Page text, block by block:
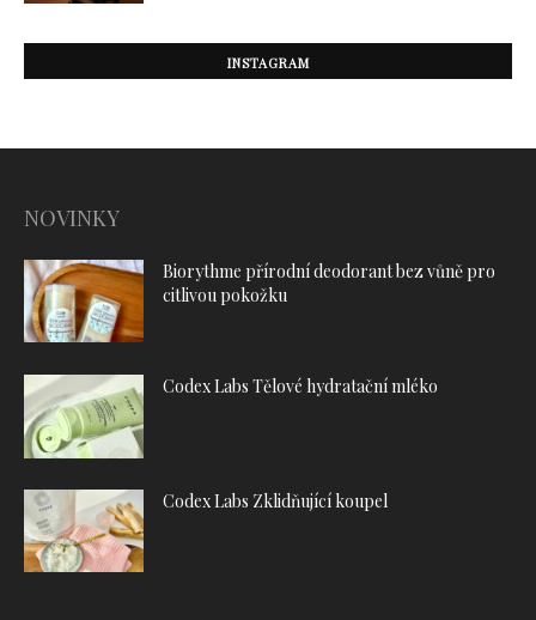
INSTAGRAM
NOVINKY
Biorythme přírodní deodorant bez vůně pro
citlivou pokožku
Codex Labs Tělové hydratační mléko
Codex Labs Zklidňující koupel